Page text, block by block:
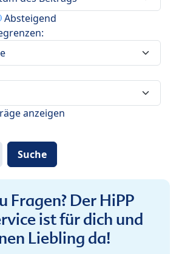
Absteigend
anzeigen
Fragen? Der HiPP
ist für dich und
Liebling da!